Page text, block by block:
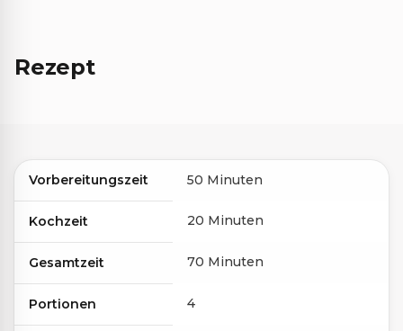
Rezept
Vorbereitungszeit 50 Minuten
Kochzeit 20 Minuten
Gesamtzeit 70 Minuten
Portionen 4